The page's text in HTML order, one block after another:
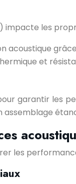
les
acoustique
et
garantir les
assemblage
les